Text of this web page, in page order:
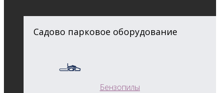
Садово парковое оборудование
Бензопилы